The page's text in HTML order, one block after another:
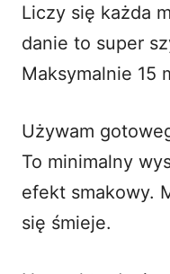
Liczy się każda
danie to super
Maksymalnie 15
Używam
To minimalny
efekt smakowy.
się śmieje.